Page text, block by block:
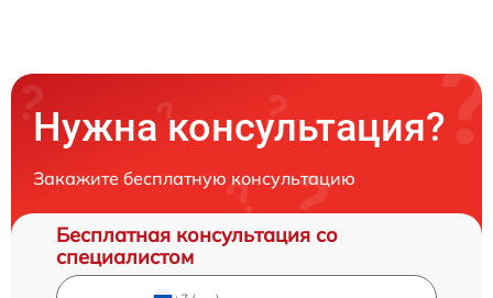
Нужна консультация?
Закажите бесплатную консультацию
Бесплатная консультация со
специалистом